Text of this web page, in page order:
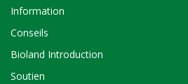
Information
Conseils
Bioland Introduction
Soutien